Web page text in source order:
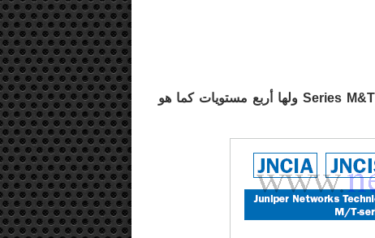
هذه الشهادة خاصة بالتعامل مع أحهزة جونيبر من الـ Series M&T ولها أربع مستويات كما هو